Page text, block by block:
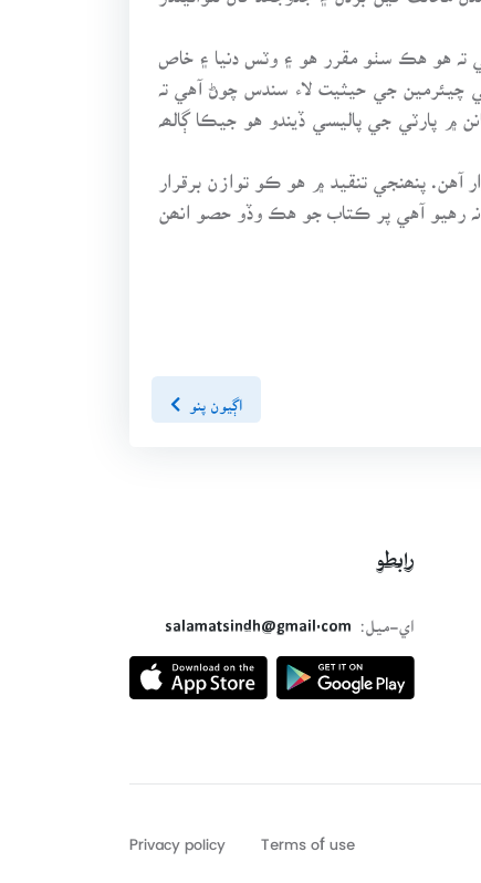
تہ هو هڪ سٺو مقرر هو ۽ وٽس دنيا ۽ خاص
جي حيثيت لاء سندس چوڻ آهي تہ
۾ پارٽي جي پاليسي ڏيندو هو جيڪا ڳالھہ
آهن. پنھنجي تنقيد ۾ هو ڪو توازن برقرار
رهيو آهي پر ڪتاب جو هڪ وڏو حصو انھن
اڳيون پنو
رابطو
اي-ميل:
salamatsindh@gmail.com
Terms of use
Privacy policy